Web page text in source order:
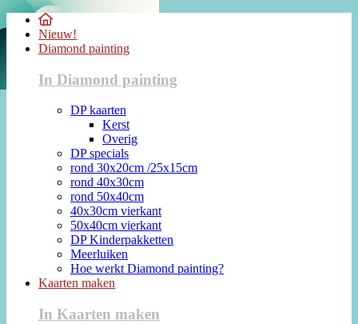
Nieuw!
Diamond painting
In Diamond painting
DP kaarten
Kerst
Overig
DP specials
rond 30x20cm /25x15cm
rond 40x30cm
rond 50x40cm
40x30cm vierkant
50x40cm vierkant
DP Kinderpakketten
Meerluiken
Hoe werkt Diamond painting?
Kaarten maken
In Kaarten maken